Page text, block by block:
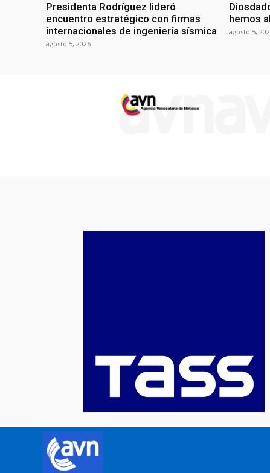
Presidenta Rodríguez lideró
encuentro estratégico con firmas
internacionales de ingeniería sísmica
agosto 5, 2026
hemos
agosto 5,